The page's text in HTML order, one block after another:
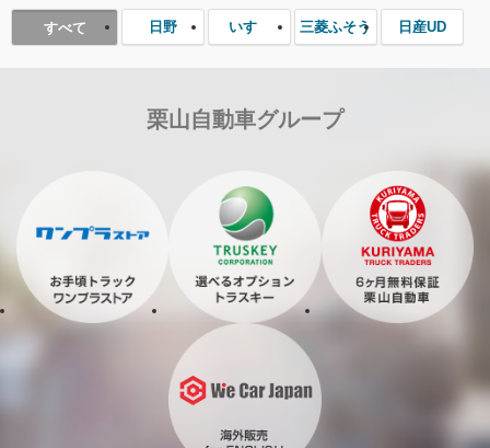
すべて 日野 いすゞ 三菱ふそう 日産UD
栗山自動車グループ